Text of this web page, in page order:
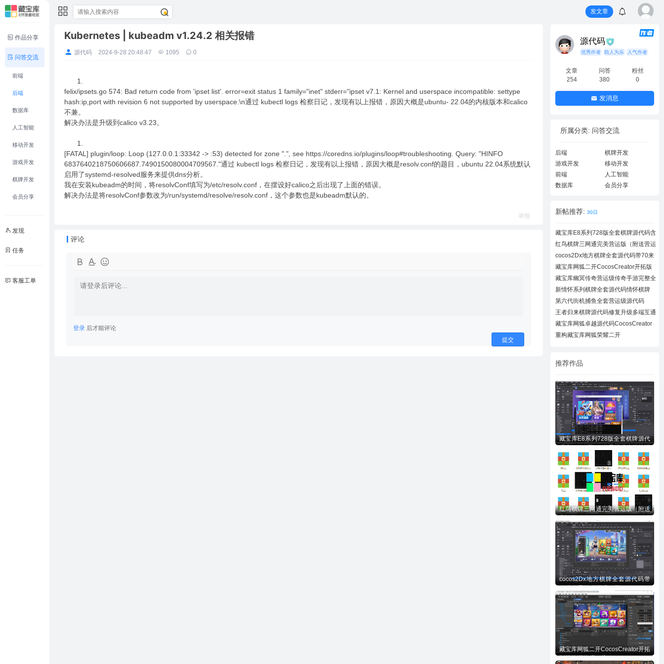
作品分享
问答交流
前端
后端
数据库
人工智能
移动开发
游戏开发
棋牌开发
会员分享
发现
任务
客服工单
发文章
Kubernetes | kubeadm v1.24.2 相关报错
源代码 2024-9-28 20:48:47 1095 0
felix/ipsets.go 574: Bad return code from 'ipset list'. error=exit status 1 family="inet" stderr="ipset v7.1: Kernel and userspace incompatible: settype
hash:ip,port with revision 6 not supported by userspace.\n通过 kubectl logs 检察日记，发现有以上报错，原因大概是ubuntu- 22.04的内核版本和calico
不兼。
解决办法是升级到calico v3.23。
[FATAL] plugin/loop: Loop (127.0.0.1:33342 -> :53) detected for zone ".", see https://coredns.io/plugins/loop#troubleshooting. Query: "HINFO
6837640218750606687.7490150080004709567."通过 kubectl logs 检察日记，发现有以上报错，原因大概是resolv.conf的题目，ubuntu 22.04系统默认
启用了systemd-resolved服务来提供dns分析。
我在安装kubeadm的时间，将resolvConf填写为/etc/resolv.conf，在摆设好calico之后出现了上面的错误。
解决办法是将resolvConf参数改为/run/systemd/resolve/resolv.conf，这个参数也是kubeadm默认的。
举报
评论
登录 后才能评论
提交
源代码
优秀作者 助人为乐 人气作者
文章
254
问答
380
粉丝
0
发消息
所属分类: 问答交流
后端
棋牌开发
游戏开发
移动开发
前端
人工智能
数据库
会员分享
新帖推荐: 30日
藏宝库E8系列728版全套棋牌源代码含
728UI工
红鸟棋牌三网通完美营运版（附送营运
教程）
cocos2Dx地方棋牌全套源代码带70来
款子游戏
藏宝库网狐二开CocosCreator开拓版
棋牌源代
藏宝库幽冥传奇营运级传奇手游完整全
套源代
新情怀系列棋牌全套源代码情怀棋牌
700+子游
第六代街机捕鱼全套营运级源代码
Creator跨
王者归来棋牌源代码修复升级多端互通
近百款
藏宝库网狐卓越源代码CocosCreator
卓越版全
重构藏宝库网狐荣耀二开
推荐作品
藏宝库E8系列728版全套棋牌源代
码下载
红鸟棋牌三网通完美营运版（附送
cocos2Dx地方棋牌全套源代码带
藏宝库网狐二开CocosCreator开拓